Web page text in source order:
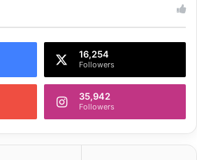
16,254
Followers
35,942
Followers